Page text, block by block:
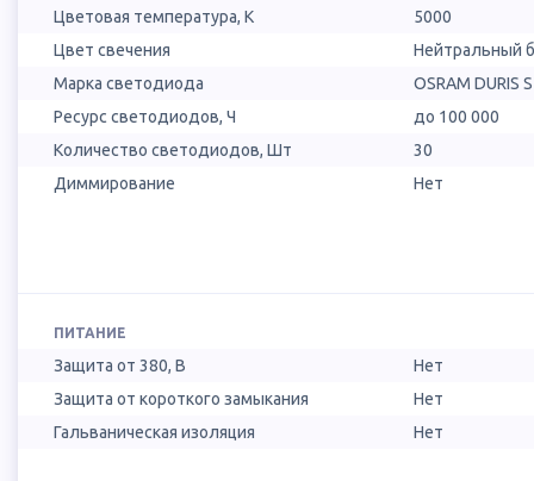
Цветовая температура, К
5000
Цвет свечения
Нейтральный
Марка светодиода
OSRAM DURIS
Ресурс светодиодов, Ч
до 100 000
Количество светодиодов, Шт
30
Диммирование
Нет
ПИТАНИЕ
Защита от 380, В
Нет
Защита от короткого замыкания
Нет
Гальваническая изоляция
Нет